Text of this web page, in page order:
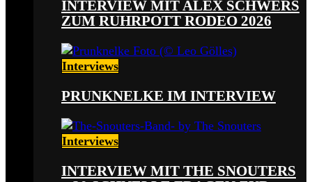
INTERVIEW MIT ALEX SCHWERS
ZUM RUHRPOTT RODEO 2026
Interviews
PRUNKNELKE IM INTERVIEW
Interviews
INTERVIEW MIT THE SNOUTERS